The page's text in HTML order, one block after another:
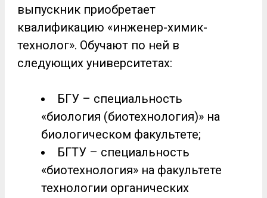
выпускник приобретает
квалификацию «инженер-химик-
технолог». Обучают по ней в
следующих университетах:
БГУ – специальность
«биология (биотехнология)» на
биологическом факультете;
БГТУ – специальность
«биотехнология» на факультете
технологии органических